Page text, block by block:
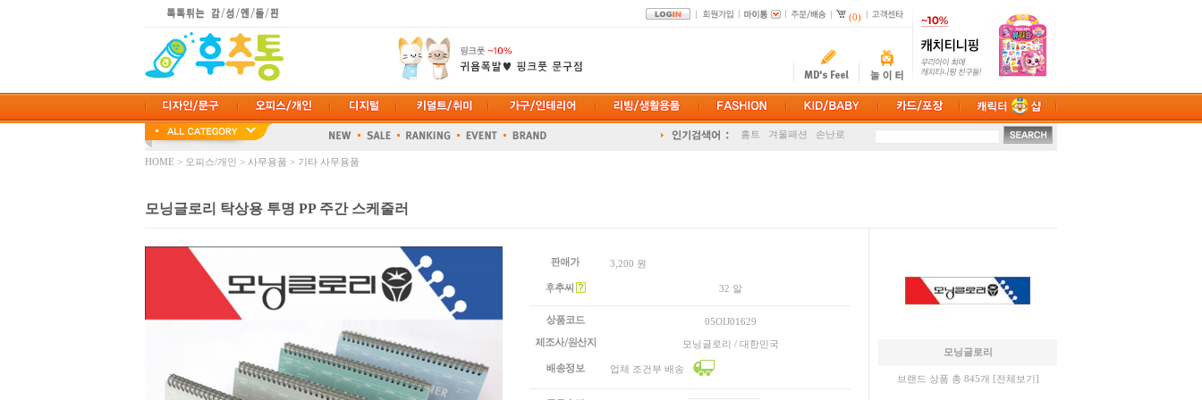
(0)
홈트 겨울패션
손난로
정리정돈
폰케이스 취미
다꾸 DIY 마스크
HOME > 오피스/개인 > 사무용품 > 기타 사무용품
모닝글로리 탁상용 투명 PP 주간 스케줄러
3,200 원
32 알
05OIJ01629
모닝글로리 / 대한민국
업체 조건부 배송
모닝글로리
브랜드 상품 총 845개 [전체보기]